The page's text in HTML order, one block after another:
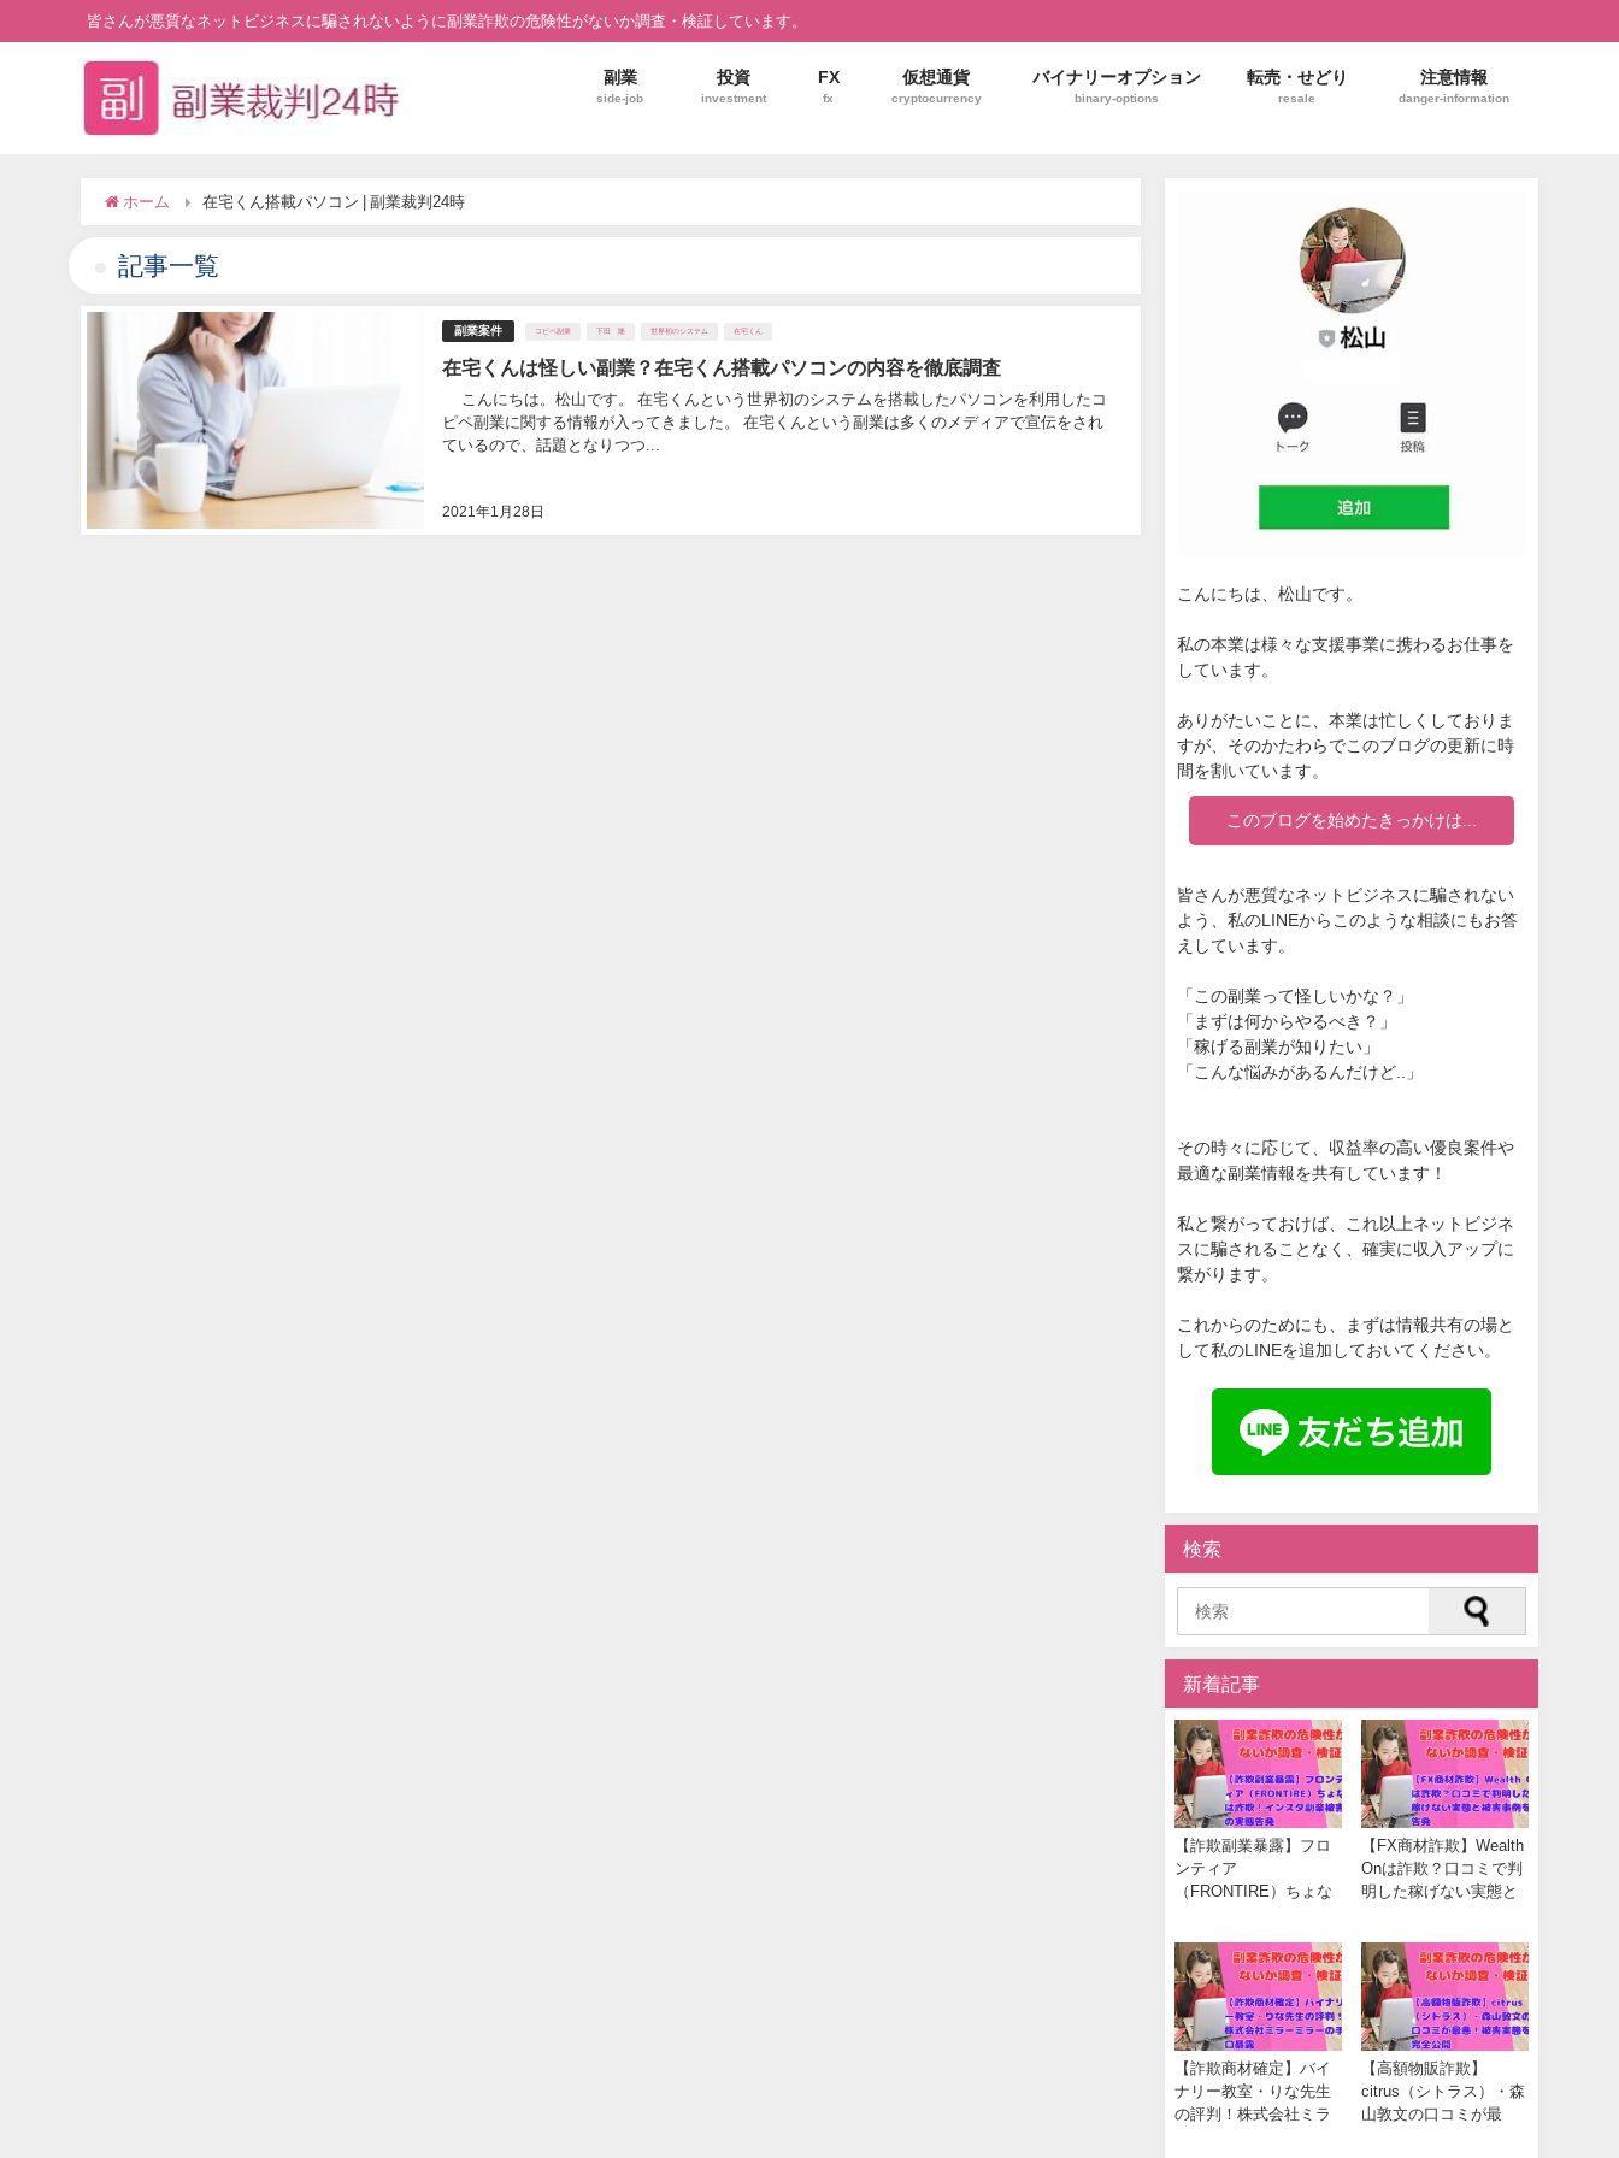
皆さんが悪質なネットビジネスに騙されないように副業詐欺の危険性がないか調査・検証しています。
副業
side-job
投資
investment
FX
fx
仮想通貨
cryptocurrency
バイナリーオプション
binary-options
転売・せどり
resale
注意情報
danger-information
ホーム 在宅くん搭載パソコン | 副業裁判24時
記事一覧
副業案件 コピペ副業 下田 隆 世界初のシステム 在宅くん
在宅くんは怪しい副業？在宅くん搭載パソコンの内容を徹底調査
2021年1月28日
こんにちは。松山です。 在宅くんという世界初のシステムを搭載したパソコンを利用したコ
ピペ副業に関する情報が入ってきました。 在宅くんという副業は多くのメディアで宣伝をされ
ているので、話題となりつつ...
こんにちは、松山です。
私の本業は様々な支援事業に携わるお仕事を
しています。
ありがたいことに、本業は忙しくしておりま
すが、そのかたわらでこのブログの更新に時
間を割いています。
このブログを始めたきっかけは...
皆さんが悪質なネットビジネスに騙されない
よう、私のLINEからこのような相談にもお答
えしています。
「この副業って怪しいかな？」
「まずは何からやるべき？」
「稼げる副業が知りたい」
「こんな悩みがあるんだけど..」
その時々に応じて、収益率の高い優良案件や
最適な副業情報を共有しています！
私と繋がっておけば、これ以上ネットビジネ
スに騙されることなく、確実に収入アップに
繋がります。
これからのためにも、まずは情報共有の場と
して私のLINEを追加しておいてください。
検索
新着記事
【詐欺副業暴露】フロ
ンティア
（FRONTIRE）ちょな
【FX商材詐欺】Wealth
Onは詐欺？口コミで判
明した稼げない実態と
【詐欺商材確定】バイ
ナリー教室・りな先生
の評判！株式会社ミラ
【高額物販詐欺】
citrus（シトラス）・森
山敦文の口コミが最